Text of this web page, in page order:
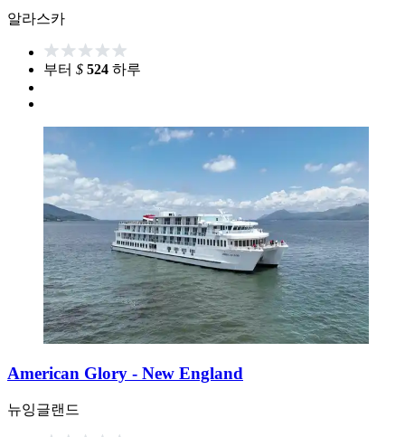
알라스카
부터 $ 524 하루
American Glory - New England
뉴잉글랜드